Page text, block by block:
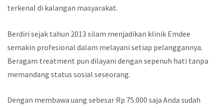
terkenal di kalangan masyarakat.
Berdiri sejak tahun 2013 silam menjadikan klinik Emdee
semakin profesional dalam melayani setiap pelanggannya.
Beragam treatment pun dilayani dengan sepenuh hati tanpa
memandang status sosial seseorang.
Dengan membawa uang sebesar Rp 75.000 saja Anda sudah